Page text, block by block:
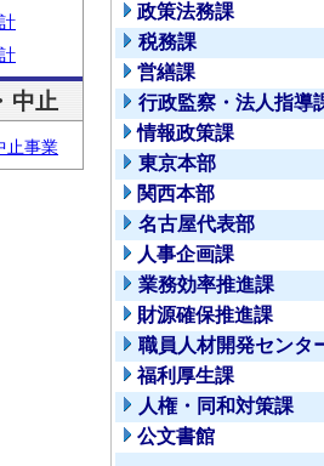
中止
止事業
政策法務課
税務課
営繕課
行政監察・法人指導
情報政策課
東京本部
関西本部
名古屋代表部
人事企画課
業務効率推進課
財源確保推進課
職員人材開発センタ
福利厚生課
人権・同和対策課
公文書館